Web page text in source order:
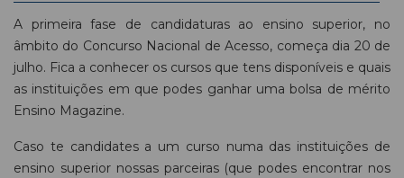
A primeira fase de candidaturas ao ensino superior, no
âmbito do Concurso Nacional de Acesso, começa dia 20 de
julho. Fica a conhecer os cursos que tens disponíveis e quais
as instituições em que podes ganhar uma bolsa de mérito
Ensino Magazine.
Caso te candidates a um curso numa das instituições de
ensino superior nossas parceiras (que podes encontrar nos